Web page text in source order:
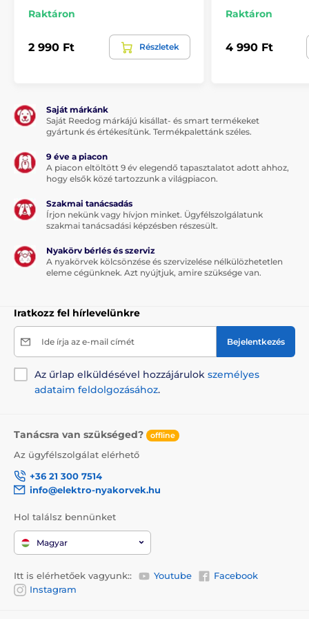
Szőrápolás
Menforsan kutyasamponok
Raktáron
2 990 Ft Részletek
Raktáron
4 990 Ft
Saját márkánk
Saját Reedog márkájú kisállat- és smart termékeket
gyártunk és értékesítünk. Termékpalettánk széles.
9 éve a piacon
A piacon eltöltött 9 év elegendő tapasztalatot adott ahhoz,
hogy elsők közé tartozzunk a világpiacon.
Szakmai tanácsadás
Írjon nekünk vagy hívjon minket. Ügyfélszolgálatunk
szakmai tanácsadási képzésben részesült.
Nyakörv bérlés és szerviz
A nyakörvek kölcsönzése és szervizelése nélkülözhetetlen
eleme cégünknek. Azt nyújtjuk, amire szüksége van.
Iratkozz fel hírlevelünkre
Ide írja az e-mail címét Bejelentkezés
Az űrlap elküldésével hozzájárulok személyes
adataim feldolgozásához.
Tanácsra van szükséged? offline
Az ügyfélszolgálat elérhető
+36 21 300 7514
info@elektro-nyakorvek.hu
Hol találsz bennünket
Magyar
Itt is elérhetőek vagyunk:: Youtube
Facebook
Instagram